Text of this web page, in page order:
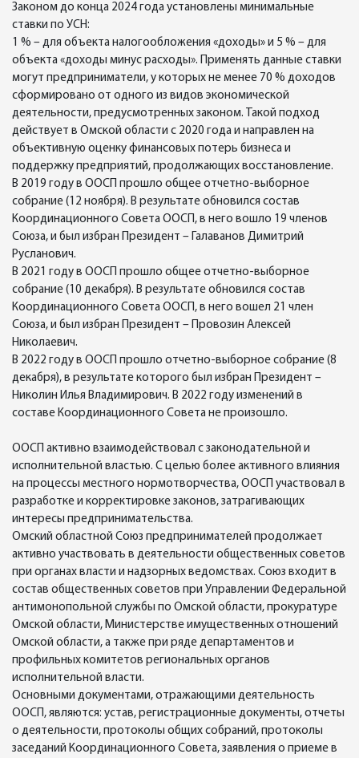
Законом до конца 2024 года установлены минимальные
ставки по УСН:
1 % – для объекта налогообложения «доходы» и 5 % – для
объекта «доходы минус расходы». Применять данные ставки
могут предприниматели, у которых не менее 70 % доходов
сформировано от одного из видов экономической
деятельности, предусмотренных законом. Такой подход
действует в Омской области с 2020 года и направлен на
объективную оценку финансовых потерь бизнеса и
поддержку предприятий, продолжающих восстановление.
В 2019 году в ООСП прошло общее отчетно-выборное
собрание (12 ноября). В результате обновился состав
Координационного Совета ООСП, в него вошло 19 членов
Союза, и был избран Президент – Галаванов Димитрий
Русланович.
В 2021 году в ООСП прошло общее отчетно-выборное
собрание (10 декабря). В результате обновился состав
Координационного Совета ООСП, в него вошел 21 член
Союза, и был избран Президент – Провозин Алексей
Николаевич.
В 2022 году в ООСП прошло отчетно-выборное собрание (8
декабря), в результате которого был избран Президент –
Николин Илья Владимирович. В 2022 году изменений в
составе Координационного Совета не произошло.
ООСП активно взаимодействовал с законодательной и
исполнительной властью. С целью более активного влияния
на процессы местного нормотворчества, ООСП участвовал в
разработке и корректировке законов, затрагивающих
интересы предпринимательства.
Омский областной Союз предпринимателей продолжает
активно участвовать в деятельности общественных советов
при органах власти и надзорных ведомствах. Союз входит в
состав общественных советов при Управлении Федеральной
антимонопольной службы по Омской области, прокуратуре
Омской области, Министерстве имущественных отношений
Омской области, а также при ряде департаментов и
профильных комитетов региональных органов
исполнительной власти.
Основными документами, отражающими деятельность
ООСП, являются: устав, регистрационные документы, отчеты
о деятельности, протоколы общих собраний, протоколы
заседаний Координационного Совета, заявления о приеме в